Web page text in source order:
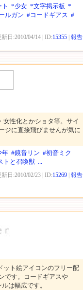
*少女 *文字掲示板 *
ルガン #コードギアス #
新日:2010/04/14 | ID:15355 報告
女性化とかショタ等。サイ
ジに直接飛びませんが気に
年 #鏡音リン #初音ミク
トと召喚獣 ...
新日:2010/02/23 | ID:15269 報告
ット絵アイコンのフリー配
です。コードギアスや
は幅広です。